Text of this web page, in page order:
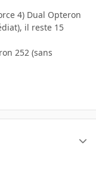
4) Dual Opteron
il reste 15
252 (sans